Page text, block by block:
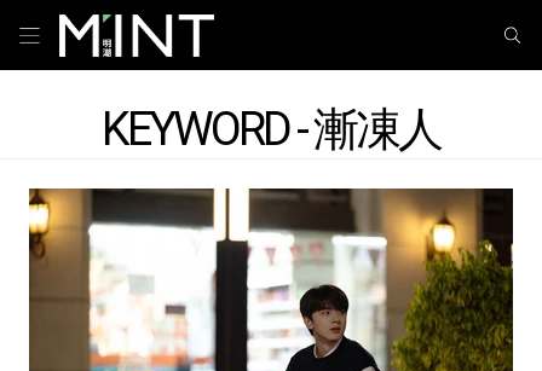
KEYWORD - 漸凍人